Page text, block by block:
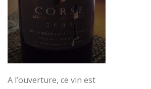
A l’ouverture, ce vin est